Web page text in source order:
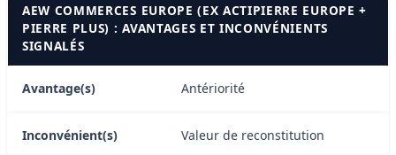
AEW COMMERCES EUROPE (EX ACTIPIERRE EUROPE +
PIERRE PLUS) : AVANTAGES ET INCONVÉNIENTS
SIGNALÉS
Avantage(s) Antériorité
Inconvénient(s) Valeur de reconstitution